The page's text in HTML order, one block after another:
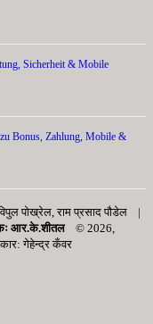
Sicherheit & Mobile
Bonus, Zahlung, Mobile &
पोख्रेल, राम प्रसाद पाैडेल |
आर.के.शीतल
© 2026,
गेहेन्द्र कँवर